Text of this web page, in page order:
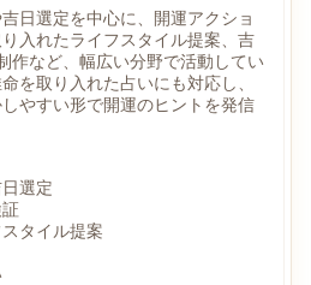
日選定を中心に、開運アクショ
入れたライフスタイル提案、吉
作など、幅広い分野で活動してい
を取り入れた占いにも対応し、
やすい形で開運のヒントを発信
選定
タイル提案